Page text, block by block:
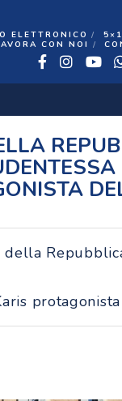
ELETTRONICO
CON NOI
della